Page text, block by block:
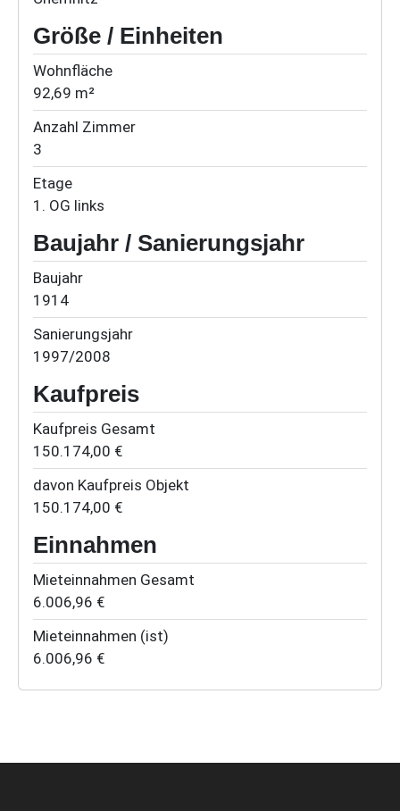
Größe / Einheiten
Wohnfläche
92,69 m²
Anzahl Zimmer
3
Etage
1. OG links
Baujahr / Sanierungsjahr
Baujahr
1914
Sanierungsjahr
1997/2008
Kaufpreis
Kaufpreis Gesamt
150.174,00 €
davon Kaufpreis Objekt
150.174,00 €
Einnahmen
Mieteinnahmen Gesamt
6.006,96 €
Mieteinnahmen (ist)
6.006,96 €